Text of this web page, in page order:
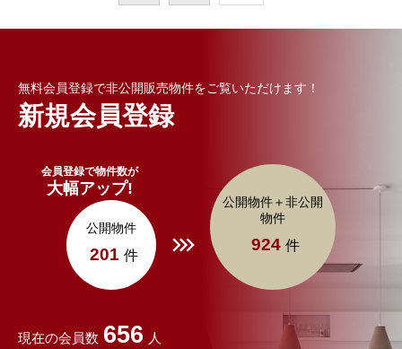
無料会員登録で非公開販売物件をご覧いただけます！
新規会員登録
会員登録で物件数が
大幅アップ!
公開物件
201 件
公開物件＋非公開
物件
924 件
現在の会員数 656 人